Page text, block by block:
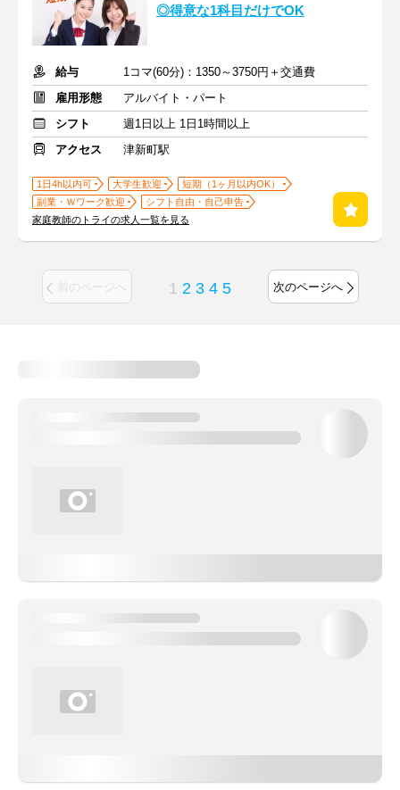
◎得意な1科目だけでOK
給与
1コマ(60分)：1350～3750円＋交通費
雇用形態
アルバイト・パート
シフト
週1日以上 1日1時間以上
アクセス
津新町駅
1日4h以内可 大学生歓迎
短期（1ヶ月以内OK）
副業・Ｗワーク歓迎
シフト自由・自己申告
家庭教師のトライの求人一覧を見る
前のページへ 1 2 3 4 5 次のページへ